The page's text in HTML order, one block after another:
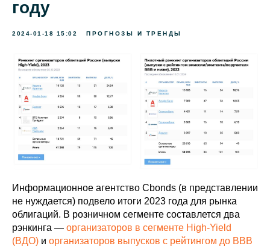
году
2024-01-18 15:02 ПРОГНОЗЫ И ТРЕНДЫ
Информационное агентство Cbonds (в представлении
не нуждается) подвело итоги 2023 года для рынка
облигаций. В розничном сегменте составлется два
рэнкинга — организаторов в сегменте High-Yield
(ВДО) и организаторов выпусков с рейтингом до ВВВ